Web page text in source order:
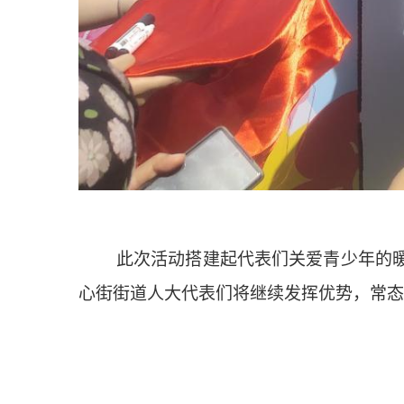
此次活动搭建起代表们关爱青少年的
心街街道人大代表们将继续发挥优势，常